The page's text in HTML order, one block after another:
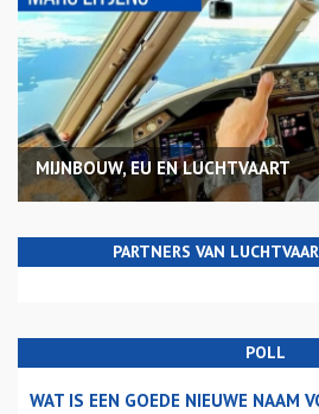
MIJNBOUW, EU EN LUCHTVAART
PARTNERS VAN
POLL
WAT IS EEN GOEDE NIEUWE NAAM